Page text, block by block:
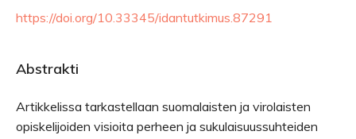
https://doi.org/10.33345/idantutkimus.87291
Abstrakti
Artikkelissa tarkastellaan suomalaisten ja virolaisten
opiskelijoiden visioita perheen ja sukulaisuussuhteiden